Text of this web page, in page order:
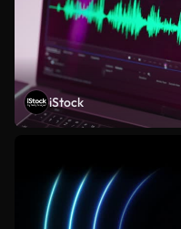
iStock